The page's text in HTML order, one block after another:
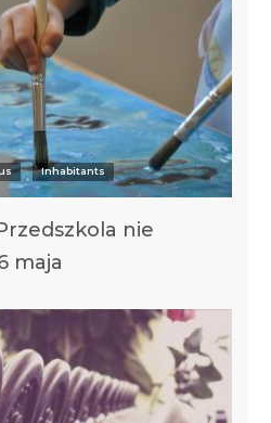
Inhabitants
nie
maja